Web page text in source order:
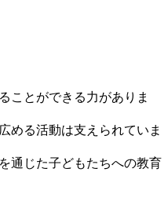
ことができる力がありま
める活動は支えられていま
通じた子どもたちへの教育